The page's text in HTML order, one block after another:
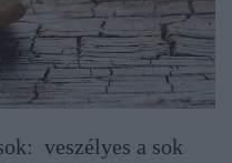
veszélyes a sok